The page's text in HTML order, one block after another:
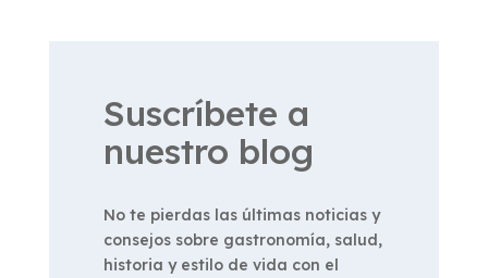
Suscríbete a
nuestro blog
No te pierdas las últimas noticias y
consejos sobre gastronomía, salud,
historia y estilo de vida con el